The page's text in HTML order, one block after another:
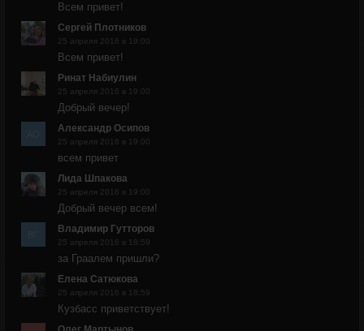
Всем привет!
Сергей Плотников
25 апреля 2016 в 19:00
Всем привет!
Ринат Набиулин
25 апреля 2016 в 19:00
Добрый вечер!
Александр Осипов
25 апреля 2016 в 19:00
всем привет
Лида Шпакова
25 апреля 2016 в 19:00
Добрый вечер всем!
Владимир Гутторов
25 апреля 2016 в 18:59
за Граалем пришли?
Елена Сатюкова
25 апреля 2016 в 18:59
Кузбасс приветствует!